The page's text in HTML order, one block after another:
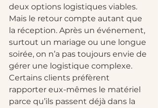
deux options logistiques viables.
Mais le retour compte autant que
la réception. Après un événement,
surtout un mariage ou une longue
soirée, on n’a pas toujours envie de
gérer une logistique complexe.
Certains clients préfèrent
rapporter eux-mêmes le matériel
parce qu’ils passent déjà dans la